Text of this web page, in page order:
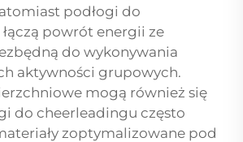
podłogi do
powrót energii ze
do wykonywania
aktywności grupowych.
mogą również się
do cheerleadingu często
zoptymalizowane pod